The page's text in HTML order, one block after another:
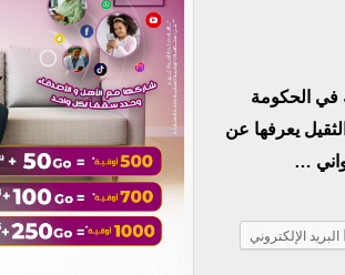
في الحكومة
يعرفها عن
…
البريد الإلكتروني